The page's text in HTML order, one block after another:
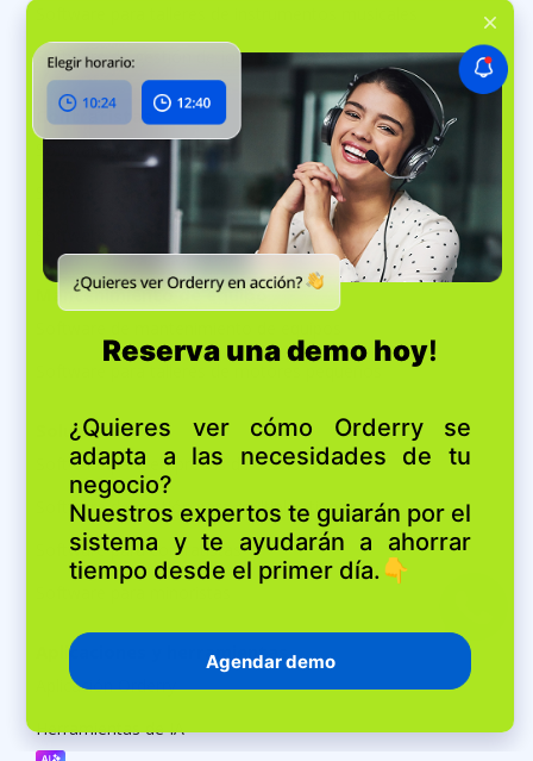
Software de gestión de joyerías
Contratistas
Software para servicios en campo
Software para contratistas de HVAC
Software para contratistas eléctricos
Mantenimiento de equipo
Soluciones
Software para empresas de servicios
Software de gestión para múltiples tiendas
Software para contratistas
Aplicaciones y herramientas
Aplicación Orderry
Herramientas de IA